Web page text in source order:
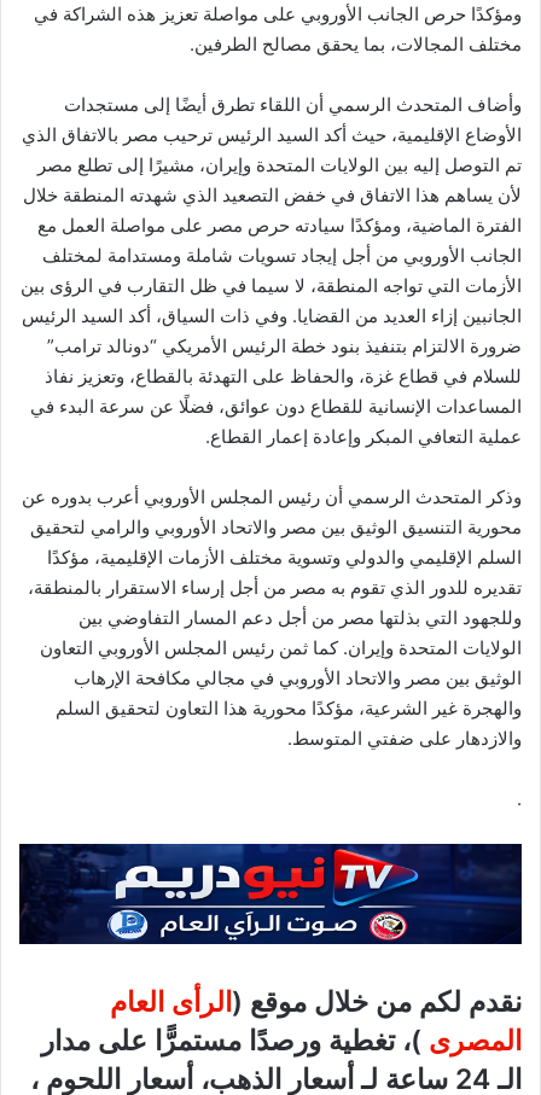
ومؤكدًا حرص الجانب الأوروبي على مواصلة تعزيز هذه الشراكة في
مختلف المجالات، بما يحقق مصالح الطرفين.
وأضاف المتحدث الرسمي أن اللقاء تطرق أيضًا إلى مستجدات
الأوضاع الإقليمية، حيث أكد السيد الرئيس ترحيب مصر بالاتفاق الذي
تم التوصل إليه بين الولايات المتحدة وإيران، مشيرًا إلى تطلع مصر
لأن يساهم هذا الاتفاق في خفض التصعيد الذي شهدته المنطقة خلال
الفترة الماضية، ومؤكدًا سيادته حرص مصر على مواصلة العمل مع
الجانب الأوروبي من أجل إيجاد تسويات شاملة ومستدامة لمختلف
الأزمات التي تواجه المنطقة، لا سيما في ظل التقارب في الرؤى بين
الجانبين إزاء العديد من القضايا. وفي ذات السياق، أكد السيد الرئيس
ضرورة الالتزام بتنفيذ بنود خطة الرئيس الأمريكي “دونالد ترامب”
للسلام في قطاع غزة، والحفاظ على التهدئة بالقطاع، وتعزيز نفاذ
المساعدات الإنسانية للقطاع دون عوائق، فضلًا عن سرعة البدء في
عملية التعافي المبكر وإعادة إعمار القطاع.
وذكر المتحدث الرسمي أن رئيس المجلس الأوروبي أعرب بدوره عن
محورية التنسيق الوثيق بين مصر والاتحاد الأوروبي والرامي لتحقيق
السلم الإقليمي والدولي وتسوية مختلف الأزمات الإقليمية، مؤكدًا
تقديره للدور الذي تقوم به مصر من أجل إرساء الاستقرار بالمنطقة،
وللجهود التي بذلتها مصر من أجل دعم المسار التفاوضي بين
الولايات المتحدة وإيران. كما ثمن رئيس المجلس الأوروبي التعاون
الوثيق بين مصر والاتحاد الأوروبي في مجالي مكافحة الإرهاب
والهجرة غير الشرعية، مؤكدًا محورية هذا التعاون لتحقيق السلم
والازدهار على ضفتي المتوسط.
.
نقدم لكم من خلال موقع ( الرأى العام
المصرى )، تغطية ورصدًا مستمرًّا على مدار
الـ 24 ساعة لـ أسعار الذهب، أسعار اللحوم ،